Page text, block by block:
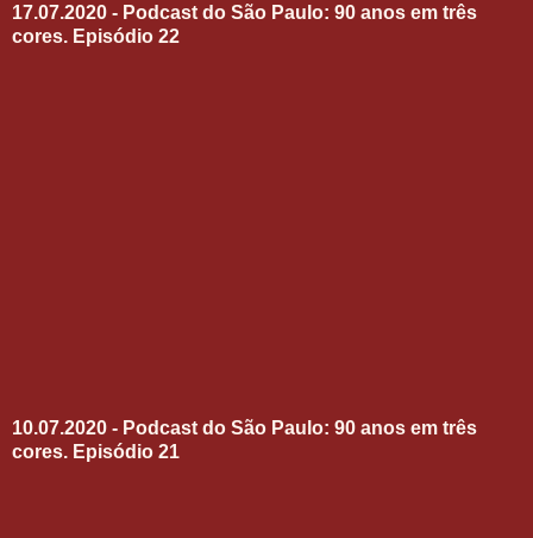
17.07.2020 - Podcast do São Paulo: 90 anos em três
cores. Episódio 22
10.07.2020 - Podcast do São Paulo: 90 anos em três
cores. Episódio 21